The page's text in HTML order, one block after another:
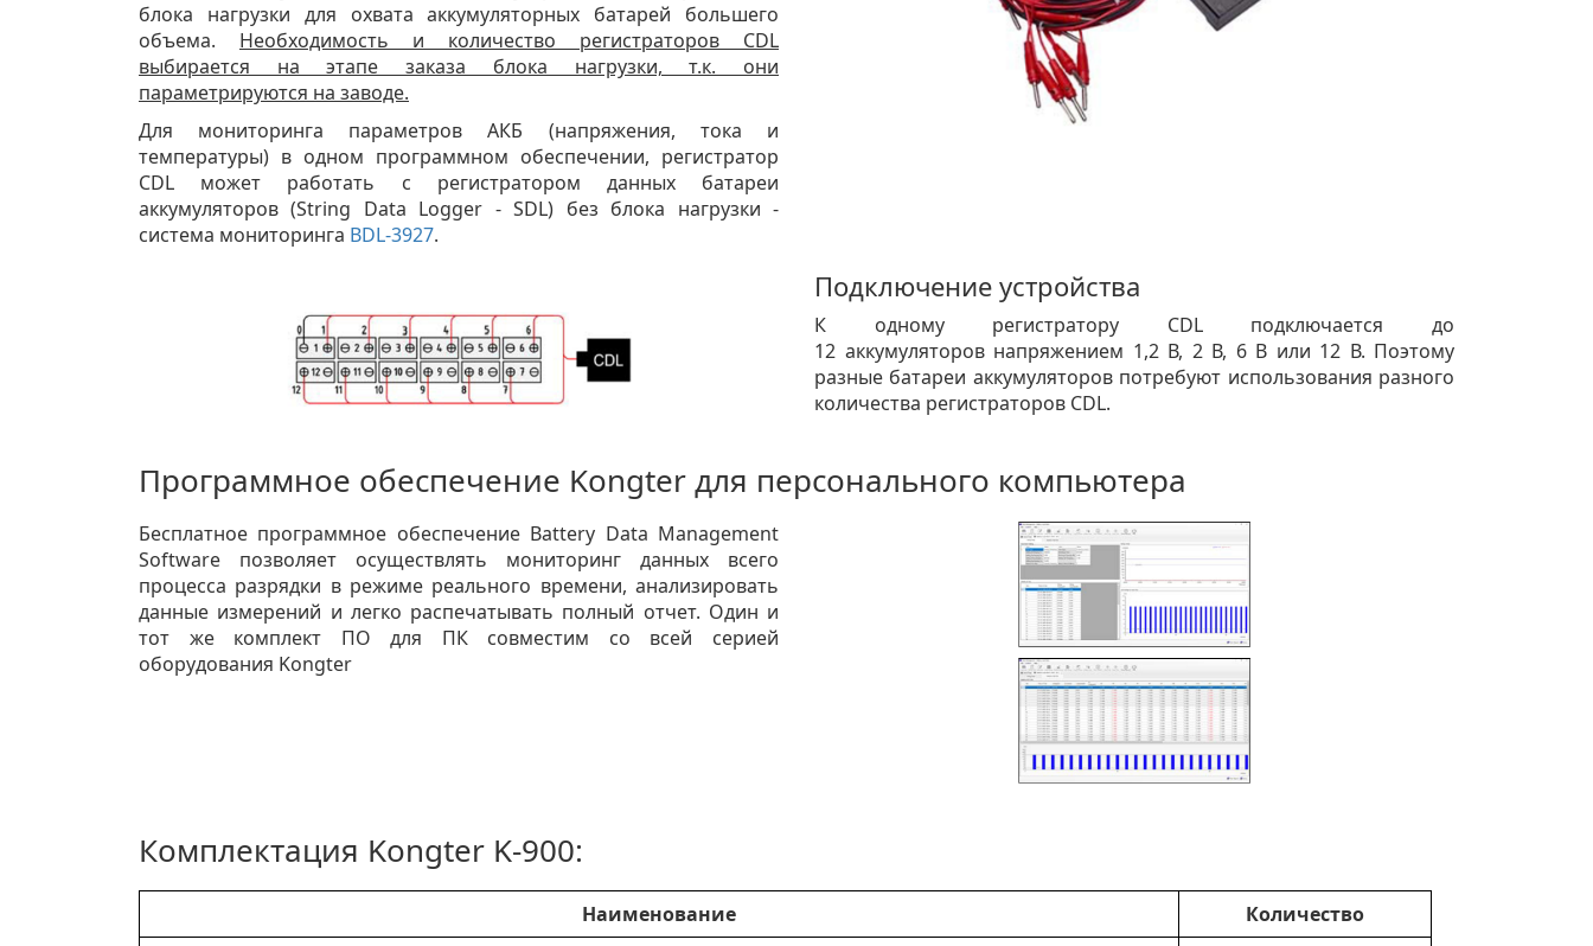
блока нагрузки для охвата аккумуляторных батарей большего
объема. Необходимость и количество регистраторов CDL
выбирается на этапе заказа блока нагрузки, т.к. они
параметрируются на заводе.
Для мониторинга параметров АКБ (напряжения, тока и
температуры) в одном программном обеспечении, регистратор
CDL может работать с регистратором данных батареи
аккумуляторов (String Data Logger - SDL) без блока нагрузки -
система мониторинга BDL-3927.
Подключение устройства
К одному регистратору CDL подключается до
12 аккумуляторов напряжением 1,2 В, 2 В, 6 В или 12 В. Поэтому
разные батареи аккумуляторов потребуют использования разного
количества регистраторов CDL.
Программное обеспечение Kongter для персонального компьютера
Бесплатное программное обеспечение Battery Data Management
Software позволяет осуществлять мониторинг данных всего
процесса разрядки в режиме реального времени, анализировать
данные измерений и легко распечатывать полный отчет. Один и
тот же комплект ПО для ПК совместим со всей серией
оборудования Kongter
Комплектация Kongter K-900:
Наименование
Количество